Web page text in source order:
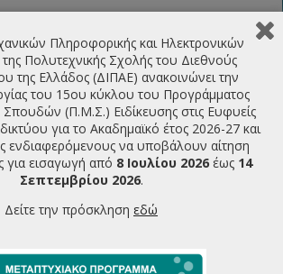
only available in greek
ANNOUNCEMENTS
υποψηφιότητας για την εισαγωγή
Ευφυείς Τεχνολογίες Διαδικτύου
Πληροφορικής και Ηλεκτρονικών
Πολυτεχνικής Σχολής του Διεθνούς
της Ελλάδος (ΔΙΠΑΕ) ανακοινώνει την
του 15ου κύκλου του Προγράμματος
(Π.Μ.Σ.) Ειδίκευσης στις Ευφυείς
για το Ακαδημαϊκό έτος 2026-27 και
ενδιαφερόμενους να υποβάλουν αίτηση
για εισαγωγή από 8 Ιουλίου 2026 έως 14
Σεπτεμβρίου 2026.
Δείτε την πρόσκληση εδώ